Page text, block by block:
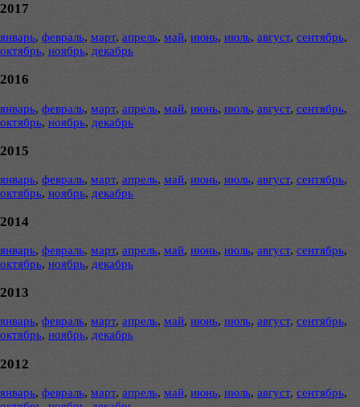
2017
январь, февраль, март, апрель, май, июнь, июль, август, сентябрь,
октябрь, ноябрь, декабрь
2016
январь, февраль, март, апрель, май, июнь, июль, август, сентябрь,
октябрь, ноябрь, декабрь
2015
январь, февраль, март, апрель, май, июнь, июль, август, сентябрь,
октябрь, ноябрь, декабрь
2014
январь, февраль, март, апрель, май, июнь, июль, август, сентябрь,
октябрь, ноябрь, декабрь
2013
январь, февраль, март, апрель, май, июнь, июль, август, сентябрь,
октябрь, ноябрь, декабрь
2012
январь, февраль, март, апрель, май, июнь, июль, август, сентябрь,